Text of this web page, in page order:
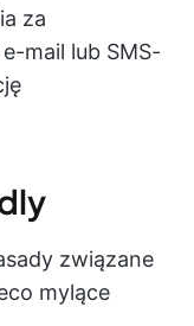
za
mail lub SMS-
związane
mylące